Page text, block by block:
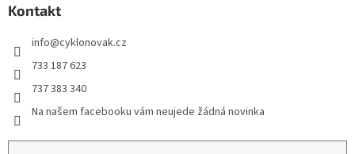
Kontakt
info@cyklonovak.cz
733 187 623
737 383 340
Na našem facebooku vám neujede žádná novinka